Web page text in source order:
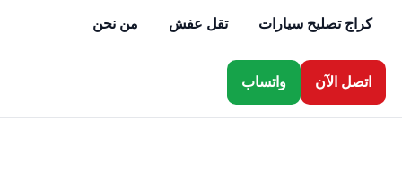
كراج تصليح سيارات تقل عفش من نحن
اتصل الآن واتساب